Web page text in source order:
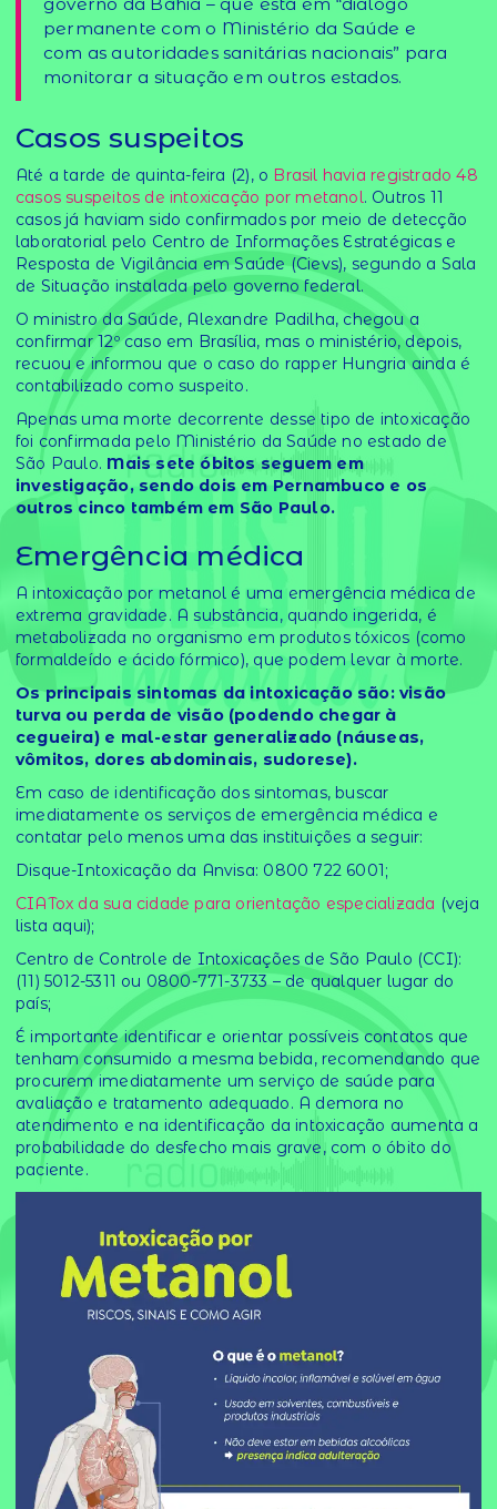
permanente com o Ministério da Saúde e
com as autoridades sanitárias nacionais” para
monitorar a situação em outros estados.
Casos suspeitos
Até a tarde de quinta-feira (2), o Brasil havia registrado 48
casos suspeitos de intoxicação por metanol. Outros 11
casos já haviam sido confirmados por meio de detecção
laboratorial pelo Centro de Informações Estratégicas e
Resposta de Vigilância em Saúde (Cievs), segundo a Sala
de Situação instalada pelo governo federal.
O ministro da Saúde, Alexandre Padilha, chegou a
confirmar 12º caso em Brasília, mas o ministério, depois,
recuou e informou que o caso do rapper Hungria ainda é
contabilizado como suspeito.
Apenas uma morte decorrente desse tipo de intoxicação
foi confirmada pelo Ministério da Saúde no estado de
São Paulo. Mais sete óbitos seguem em
investigação, sendo dois em Pernambuco e os
outros cinco também em São Paulo.
Emergência médica
A intoxicação por metanol é uma emergência médica de
extrema gravidade. A substância, quando ingerida, é
metabolizada no organismo em produtos tóxicos (como
formaldeído e ácido fórmico), que podem levar à morte.
Os principais sintomas da intoxicação são: visão
turva ou perda de visão (podendo chegar à
cegueira) e mal-estar generalizado (náuseas,
vômitos, dores abdominais, sudorese).
Em caso de identificação dos sintomas, buscar
imediatamente os serviços de emergência médica e
contatar pelo menos uma das instituições a seguir:
Disque-Intoxicação da Anvisa: 0800 722 6001;
CIATox da sua cidade para orientação especializada (veja
lista aqui);
Centro de Controle de Intoxicações de São Paulo (CCI):
(11) 5012-5311 ou 0800-771-3733 – de qualquer lugar do
país;
É importante identificar e orientar possíveis contatos que
tenham consumido a mesma bebida, recomendando que
procurem imediatamente um serviço de saúde para
avaliação e tratamento adequado. A demora no
atendimento e na identificação da intoxicação aumenta a
probabilidade do desfecho mais grave, com o óbito do
paciente.